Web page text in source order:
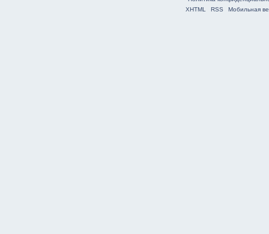
XHTML
RSS Мобильная